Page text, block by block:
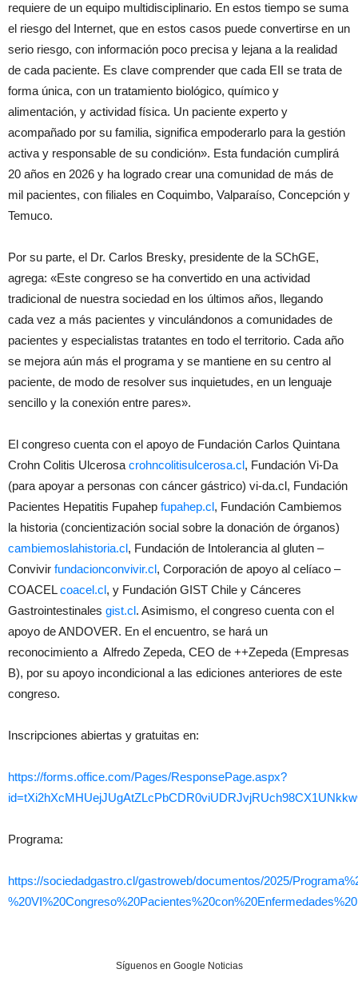
requiere de un equipo multidisciplinario. En estos tiempo se suma
el riesgo del Internet, que en estos casos puede convertirse en un
serio riesgo, con información poco precisa y lejana a la realidad
de cada paciente. Es clave comprender que cada EII se trata de
forma única, con un tratamiento biológico, químico y
alimentación, y actividad física. Un paciente experto y
acompañado por su familia, significa empoderarlo para la gestión
activa y responsable de su condición». Esta fundación cumplirá
20 años en 2026 y ha logrado crear una comunidad de más de
mil pacientes, con filiales en Coquimbo, Valparaíso, Concepción y
Temuco.
Por su parte, el Dr. Carlos Bresky, presidente de la SChGE,
agrega: «Este congreso se ha convertido en una actividad
tradicional de nuestra sociedad en los últimos años, llegando
cada vez a más pacientes y vinculándonos a comunidades de
pacientes y especialistas tratantes en todo el territorio. Cada año
se mejora aún más el programa y se mantiene en su centro al
paciente, de modo de resolver sus inquietudes, en un lenguaje
sencillo y la conexión entre pares».
El congreso cuenta con el apoyo de Fundación Carlos Quintana
Crohn Colitis Ulcerosa crohncolitisulcerosa.cl, Fundación Vi-Da
(para apoyar a personas con cáncer gástrico) vi-da.cl, Fundación
Pacientes Hepatitis Fupahep fupahep.cl, Fundación Cambiemos
la historia (concientización social sobre la donación de órganos)
cambiemoslahistoria.cl, Fundación de Intolerancia al gluten –
Convivir fundacionconvivir.cl, Corporación de apoyo al celíaco –
COACELcoacel.cl, y Fundación GIST Chile y Cánceres
Gastrointestinales gist.cl. Asimismo, el congreso cuenta con el
apoyo de ANDOVER. En el encuentro, se hará un
reconocimiento a Alfredo Zepeda, CEO de ++Zepeda (Empresas
B), por su apoyo incondicional a las ediciones anteriores de este
congreso.
Inscripciones abiertas y gratuitas en:
https://forms.office.com/Pages/ResponsePage.aspx?
Programa:
https://sociedadgastro.cl/gastroweb/documentos/2025/
Síguenos en Google Noticias